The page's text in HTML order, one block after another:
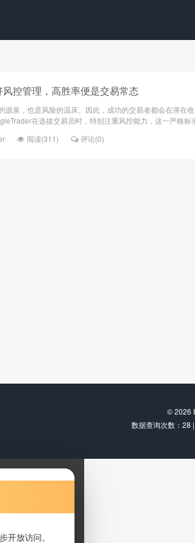
风控管理，高胜率便是交易常态
源泉，也是风险的温床。因此，成功的交易者都会在潜在
在选拔交易员时，特别注重风控能力，这一严格标
阅读(311) 评论(0)
© 2026
数据查询次数：28
开放访问。